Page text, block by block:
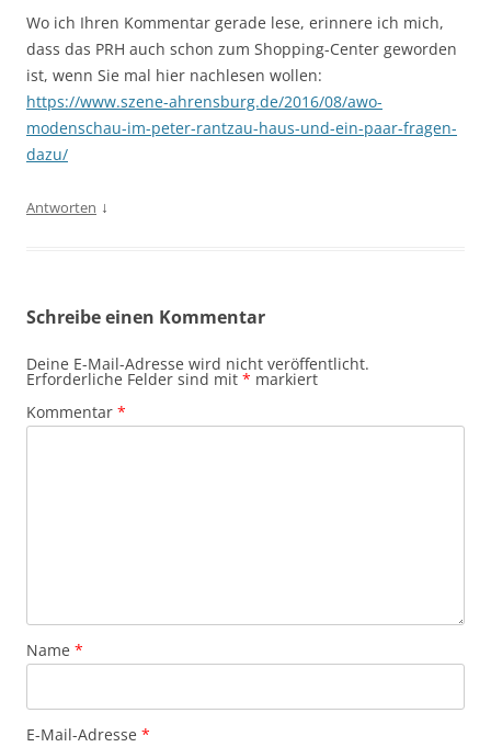
Wo ich Ihren Kommentar gerade lese, erinnere ich mich,
dass das PRH auch schon zum Shopping-Center geworden
ist, wenn Sie mal hier nachlesen wollen:
https://www.szene-ahrensburg.de/2016/08/awo-
modenschau-im-peter-rantzau-haus-und-ein-paar-fragen-
dazu/
Antworten ↓
Schreibe einen Kommentar
Deine E-Mail-Adresse wird nicht veröffentlicht.
Erforderliche Felder sind mit * markiert
Kommentar *
Name *
E-Mail-Adresse *